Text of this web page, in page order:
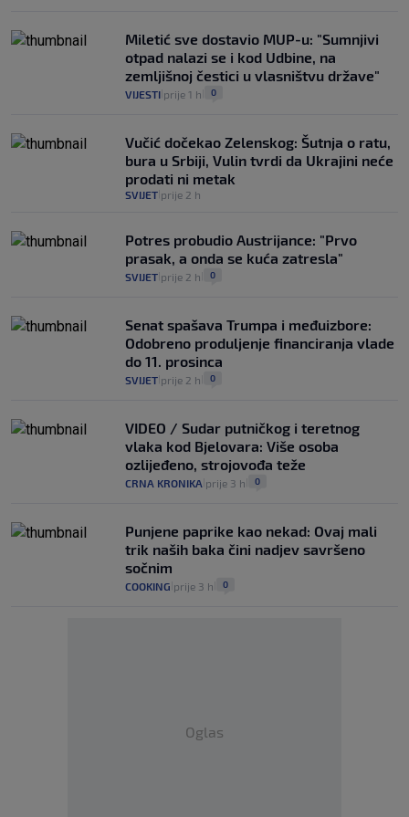
Miletić sve dostavio MUP-u: "Sumnjivi
otpad nalazi se i kod Udbine, na
zemljišnoj čestici u vlasništvu države"
VIJESTI prije 1 h 0
Vučić dočekao Zelenskog: Šutnja o ratu,
bura u Srbiji, Vulin tvrdi da Ukrajini neće
prodati ni metak
SVIJET prije 2 h
Potres probudio Austrijance: "Prvo
prasak, a onda se kuća zatresla"
SVIJET prije 2 h 0
Senat spašava Trumpa i međuizbore:
Odobreno produljenje financiranja vlade
do 11. prosinca
SVIJET prije 2 h 0
VIDEO / Sudar putničkog i teretnog
vlaka kod Bjelovara: Više osoba
ozlijeđeno, strojovođa teže
CRNA KRONIKA prije 3 h 0
Punjene paprike kao nekad: Ovaj mali
trik naših baka čini nadjev savršeno
sočnim
COOKING prije 3 h 0
Oglas